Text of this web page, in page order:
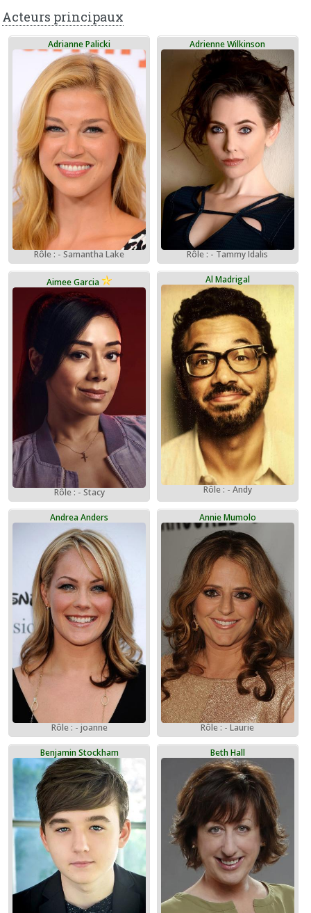
Acteurs principaux
Adrianne Palicki
Rôle : - Samantha Lake
Adrienne Wilkinson
Rôle : - Tammy Idalis
Aimee Garcia
Rôle : - Stacy
Al Madrigal
Rôle : - Andy
Andrea Anders
Rôle : - joanne
Annie Mumolo
Rôle : - Laurie
Benjamin Stockham Beth Hall